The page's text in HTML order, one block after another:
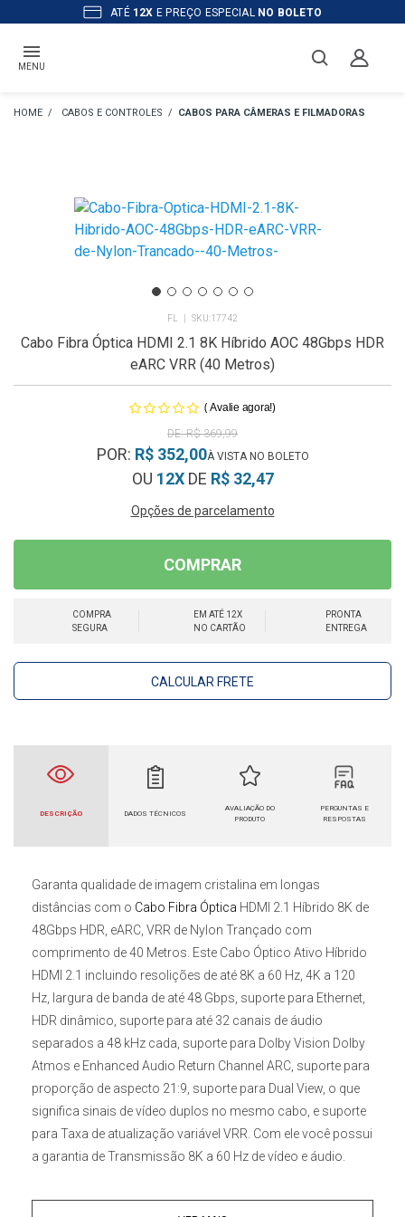
ATÉ 12X E PREÇO ESPECIAL NO BOLETO
MENU
CABOS E CONTROLES CABOS PARA CÂMERAS E FILMADORAS
FL 17742
Cabo Fibra Óptica HDMI 2.1 8K Híbrido AOC 48Gbps HDR
eARC VRR (40 Metros)
(Avalie agora!)
R$ 369,99
POR: R$ 352,00
OU 12XDE R$ 32,47
Opções de parcelamento
COMPRAR
COMPRA
SEGURA
EM ATÉ 12X
NO CARTÃO
PRONTA
ENTREGA
CALCULAR FRETE
DESCRIÇÃO DADOS TÉCNICOS
AVALIAÇÃO DO
PRODUTO
PERGUNTAS E
RESPOSTAS
Garanta qualidade de imagem cristalina em longas
distâncias com o Cabo Fibra Óptica HDMI 2.1 Híbrido 8K de
48Gbps HDR, eARC, VRR de Nylon Trançado com
comprimento de 40 Metros. Este Cabo Óptico Ativo Híbrido
HDMI 2.1 incluindo resolições de até 8K a 60 Hz, 4K a 120
Hz, largura de banda de até 48 Gbps, suporte para Ethernet,
HDR dinâmico, suporte para até 32 canais de áudio
separados a 48 kHz cada, suporte para Dolby Vision Dolby
Atmos e Enhanced Audio Return Channel ARC, suporte para
proporção de aspecto 21:9, suporte para Dual View, o que
significa sinais de vídeo duplos no mesmo cabo, e suporte
para Taxa de atualização variável VRR. Com ele você possui
a garantia de Transmissão 8K a 60 Hz de vídeo e áudio.
EsteCaboHDMI 2.1 AOC Híbrido de Alta Definiçãotem uma